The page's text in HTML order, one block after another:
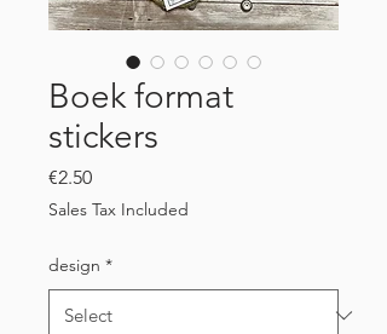
Boek format
stickers
€2.50Price
Sales Tax Included
design *